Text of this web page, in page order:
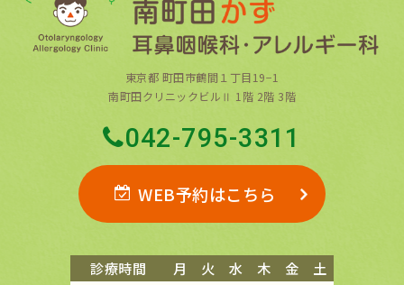
東京都 町田市鶴間１丁目19−1
南町田クリニックビルⅡ 1階 2階 3階
042-795-3311
WEB予約はこちら
診療時間 月 火 水 木 金
土